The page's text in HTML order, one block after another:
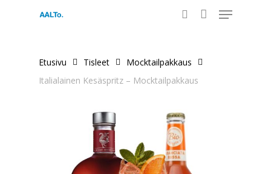
Menu
Etusivu Tisleet
Mocktailpakkaus
Italialainen Kesäspritz – Mocktailpakkaus